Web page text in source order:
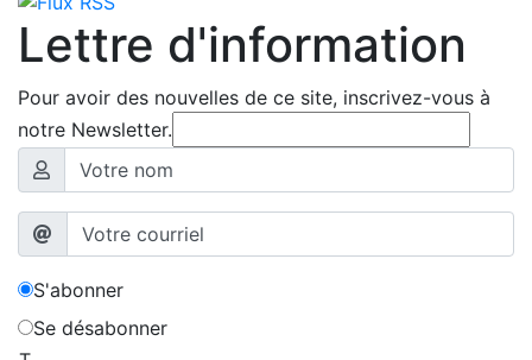
Lettre d'information
Pour avoir des nouvelles de ce site, inscrivez-vous à
notre Newsletter.
S'abonner
Se désabonner